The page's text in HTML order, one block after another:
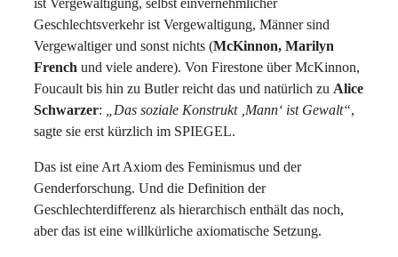
Geschlechtsverkehr ist Vergewaltigung, Männer sind
Vergewaltiger und sonst nichts (McKinnon, Marilyn
French und viele andere). Von Firestone über McKinnon,
Foucault bis hin zu Butler reicht das und natürlich zu Alice
Schwarzer: „Das soziale Konstrukt ‚Mann‘ ist Gewalt“,
sagte sie erst kürzlich im SPIEGEL.
Das ist eine Art Axiom des Feminismus und der
Genderforschung. Und die Definition der
Geschlechterdifferenz als hierarchisch enthält das noch,
aber das ist eine willkürliche axiomatische Setzung.